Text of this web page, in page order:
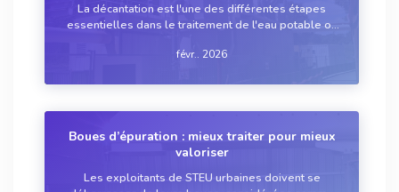
La décantation est l'une des différentes étapes
essentielles dans le traitement de l'eau potable ou
peuvent être vus comme une amélioration des
févr.. 2026
Boues d’épuration : mieux traiter pour mieux
valoriser
Les exploitants de STEU urbaines doivent se